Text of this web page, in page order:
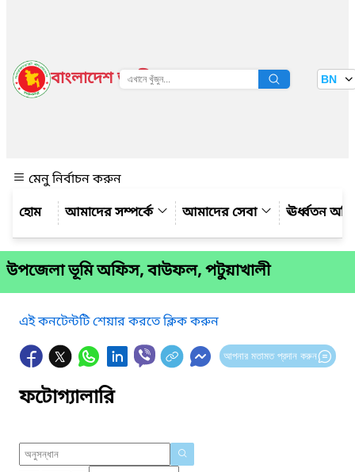
বাংলাদেশ জাতীয় তথ্য বাতায়ন BN
মেনু নির্বাচন করুন
আমাদের সম্পর্কে
আমাদের সেবা ঊর্ধ্বতন
উপজেলা ভূমি অফিস, বাউফল, পটুয়াখালী
এই কনটেন্টটি শেয়ার করতে ক্লিক করুন
আপনার মতামত প্রদান করুন
ফটোগ্যালারি